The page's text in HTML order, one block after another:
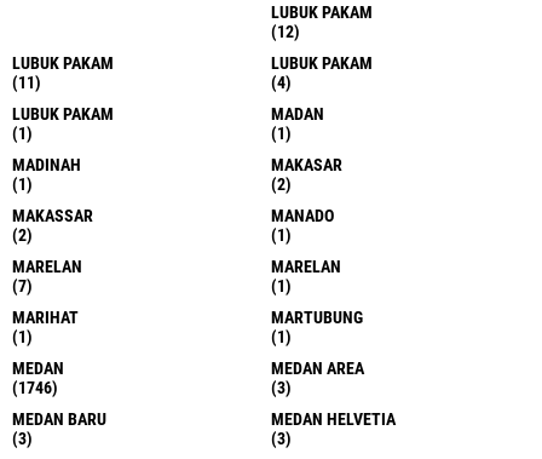
LUBUK PAKAM
(12)
LUBUK PAKAM
(11)
LUBUK PAKAM
(4)
LUBUK PAKAM
(1)
MADAN
(1)
MADINAH
(1)
MAKASAR
(2)
MAKASSAR
(2)
MANADO
(1)
MARELAN
(7)
MARELAN
(1)
MARIHAT
(1)
MARTUBUNG
(1)
MEDAN
(1746)
MEDAN AREA
(3)
MEDAN BARU
(3)
MEDAN HELVETIA
(3)